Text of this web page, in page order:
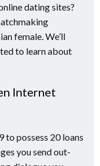
dating sites?
female. We’ll
to learn about
Internet
to possess 20 loans
you send out-